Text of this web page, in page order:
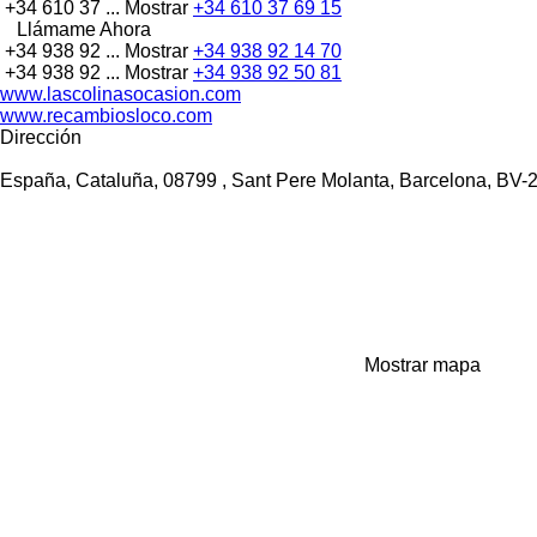
+34 610 37 ... Mostrar +34 610 37 69 15
Llámame Ahora
+34 938 92 ... Mostrar +34 938 92 14 70
+34 938 92 ... Mostrar +34 938 92 50 81
www.lascolinasocasion.com
www.recambiosloco.com
Dirección
España, Cataluña, 08799 , Sant Pere Molanta, Barcelona, BV-
Mostrar mapa